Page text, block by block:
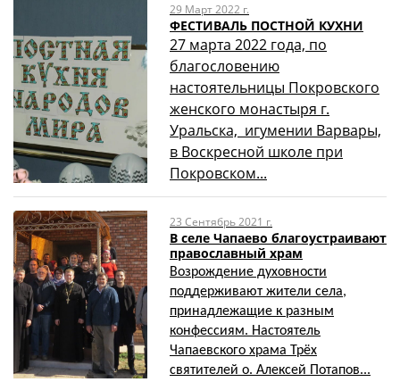
29 Март 2022 г.
ФЕСТИВАЛЬ ПОСТНОЙ КУХНИ
27 марта 2022 года, по
благословению
настоятельницы Покровского
женского монастыря г.
Уральска, игумении Варвары,
в Воскресной школе при
Покровском...
23 Сентябрь 2021 г.
В селе Чапаево благоустраивают
православный храм
Возрождение духовности
поддерживают жители села,
принадлежащие к разным
конфессиям. Настоятель
Чапаевского храма Трёх
святителей о. Алексей Потапов...